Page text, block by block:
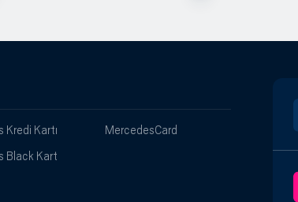
Kredi Kartı
MercedesCard
Black Kart